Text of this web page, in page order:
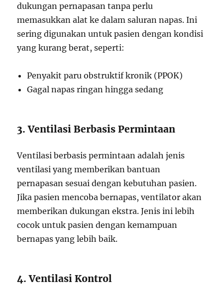
dukungan pernapasan tanpa perlu
memasukkan alat ke dalam saluran napas. Ini
sering digunakan untuk pasien dengan kondisi
yang kurang berat, seperti:
Penyakit paru obstruktif kronik (PPOK)
Gagal napas ringan hingga sedang
3. Ventilasi Berbasis Permintaan
Ventilasi berbasis permintaan adalah jenis
ventilasi yang memberikan bantuan
pernapasan sesuai dengan kebutuhan pasien.
Jika pasien mencoba bernapas, ventilator akan
memberikan dukungan ekstra. Jenis ini lebih
cocok untuk pasien dengan kemampuan
bernapas yang lebih baik.
4. Ventilasi Kontrol